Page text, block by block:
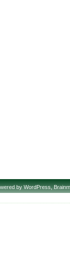
byWordPress,